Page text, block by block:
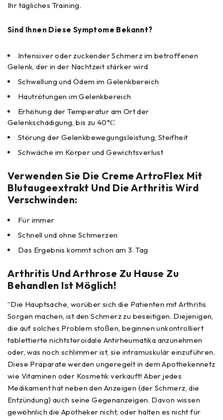
Ihr tägliches Training.
Sind Ihnen Diese Symptome Bekannt?
Intensiver oder zuckender Schmerz im betroffenen
Gelenk, der in der Nachtzeit stärker wird
Schwellung und Ödem im Gelenkbereich
Hautrötungen im Gelenkbereich
Erhöhung der Temperatur am Ort der
Gelenkschädigung, bis zu 40°С
Störung der Gelenkbewegungsleistung, Steifheit
Schwäche im Körper und Gewichtsverlust
Verwenden Sie Die Creme ArtroFlex Mit
Blutaugeextrakt Und Die Arthritis Wird
Verschwinden:
Für immer
Schnell und ohne Schmerzen
Das Ergebnis kommt schon am 3. Tag
Arthritis Und Arthrose Zu Hause Zu
Behandlen Ist Möglich!
“Die Hauptsache, worüber sich die Patienten mit Arthritis
Sorgen machen, ist den Schmerz zu beseitigen. Diejenigen,
die auf solches Problem stoßen, beginnen unkontrolliert
tablettierte nichtsteroidale Antirheumatika anzunehmen
oder, was noch schlimmer ist, sie intramuskulär einzuführen.
Diese Präparate werden ungeregelt in dem Apothekennetz
wie Vitaminen oder Kosmetik verkauft! Aber jedes
Medikament hat neben den Anzeigen (der Schmerz, die
Entzündung) auch seine Gegenanzeigen. Davon wissen
gewöhnlich die Apotheker nicht, oder halten es nicht für